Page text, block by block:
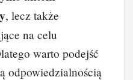
, lecz także
na celu
warto podejść
odpowiedzialnością